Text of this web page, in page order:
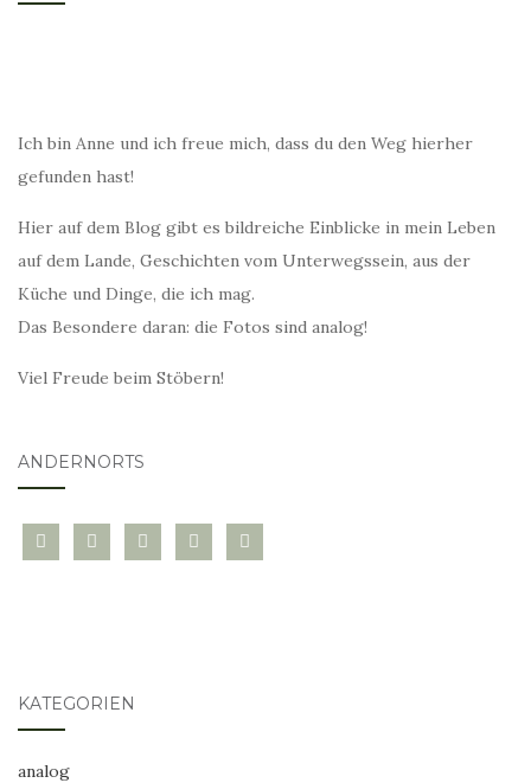
Ich bin Anne und ich freue mich, dass du den Weg hierher
gefunden hast!
Hier auf dem Blog gibt es bildreiche Einblicke in mein Leben
auf dem Lande, Geschichten vom Unterwegssein, aus der
Küche und Dinge, die ich mag.
Das Besondere daran: die Fotos sind analog!
Viel Freude beim Stöbern!
ANDERNORTS
bloglovininstagramtwitter pinterest
mail
KATEGORIEN
analog